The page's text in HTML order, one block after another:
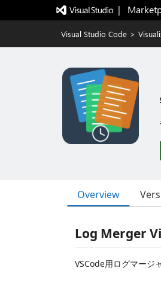
|
Visual Studio Code >
Overview
Log Merger
VSCode用ログマージ